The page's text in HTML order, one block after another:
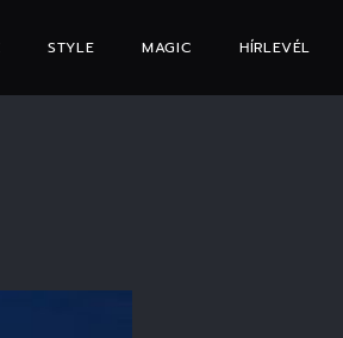
STYLE MAGIC HÍRLEVÉL